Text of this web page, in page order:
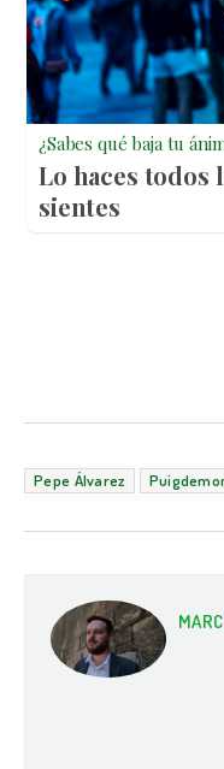
¿Sabes qué baja tu
Lo haces todos
sientes
Pepe Álvarez